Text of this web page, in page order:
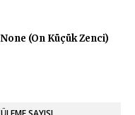
(On Küçük Zenci)